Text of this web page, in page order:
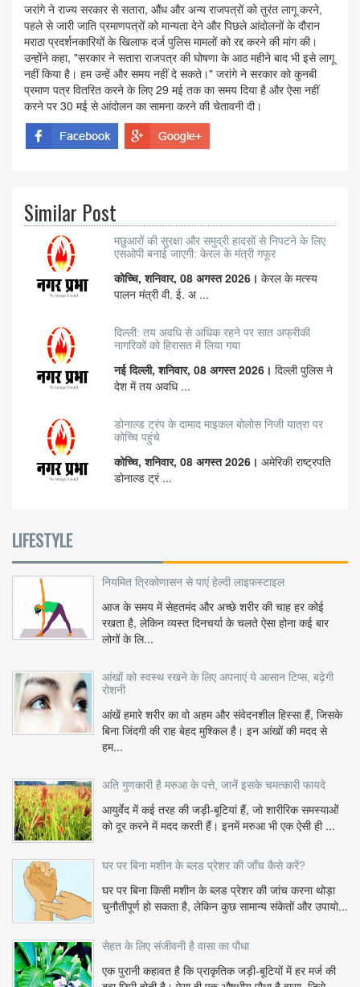
जरांगे ने राज्य सरकार से सतारा, औंध और अन्य राजपत्रों को तुरंत लागू करने,
पहले से जारी जाति प्रमाणपत्रों को मान्यता देने और पिछले आंदोलनों के दौरान
मराठा प्रदर्शनकारियों के खिलाफ दर्ज पुलिस मामलों को रद्द करने की मांग की।
उन्होंने कहा, "सरकार ने सतारा राजपत्र की घोषणा के आठ महीने बाद भी इसे लागू
नहीं किया है। हम उन्हें और समय नहीं दे सकते।" जरांगे ने सरकार को कुनबी
प्रमाण पत्र वितरित करने के लिए 29 मई तक का समय दिया है और ऐसा नहीं
करने पर 30 मई से आंदोलन का सामना करने की चेतावनी दी।
Similar Post
मछुआरों की सुरक्षा और समुद्री हादसों से निपटने के लिए
एसओपी बनाई जाएगी: केरल के मंत्री गफूर
कोच्चि, शनिवार, 08 अगस्त 2026। केरल के मत्स्य
पालन मंत्री वी. ई. अ ...
दिल्ली: तय अवधि से अधिक रहने पर सात अफ्रीकी
नागरिकों को हिरासत में लिया गया
नई दिल्ली, शनिवार, 08 अगस्त 2026। दिल्ली पुलिस ने
देश में तय अवधि ...
डोनाल्ड ट्रंप के दामाद माइकल बोलोस निजी यात्रा पर
कोच्चि पहुंचे
कोच्चि, शनिवार, 08 अगस्त 2026। अमेरिकी राष्ट्रपति
डोनाल्ड ट्रं ...
LIFESTYLE
नियमित त्रिकोणासन से पाएं हेल्दी लाइफस्टाइल
आज के समय में सेहतमंद और अच्छे शरीर की चाह हर कोई
रखता है, लेकिन व्यस्त दिनचर्या के चलते ऐसा होना कई बार
लोगों के लि...
आंखों को स्वस्थ रखने के लिए अपनाएं ये आसान टिप्स, बढ़ेगी
रोशनी
आंखें हमारे शरीर का वो अहम और संवेदनशील हिस्सा हैं, जिसके
बिना जिंदगी की राह बेहद मुश्किल है। इन आंखों की मदद से
हम...
अति गुणकारी है मरुआ के पत्ते, जानें इसके चमत्कारी फायदे
आयुर्वेद में कई तरह की जड़ी-बूटियां हैं, जो शारीरिक समस्याओं
को दूर करने में मदद करती हैं। इनमें मरुआ भी एक ऐसी ही ...
घर पर बिना मशीन के ब्लड प्रेशर की जाँच कैसे करें?
घर पर बिना किसी मशीन के ब्लड प्रेशर की जांच करना थोड़ा
चुनौतीपूर्ण हो सकता है, लेकिन कुछ सामान्य संकेतों और उपायो...
सेहत के लिए संजीवनी है वासा का पौधा
एक पुरानी कहावत है कि प्राकृतिक जड़ी-बूटियों में हर मर्ज की